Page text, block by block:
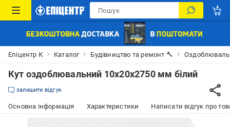
Епіцентр К Каталог Будівництво та ремонт 🔨
Кут оздоблювальний 10x20x2750 мм білий
залишити відгук
Основна інформація Характеристики Написати відгук про